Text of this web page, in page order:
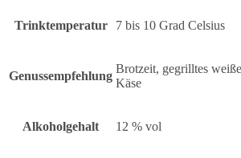
Trinktemperatur 7 bis 10 Grad Celsius
Genussempfehlung
Brotzeit, gegrilltes
Käse
Alkoholgehalt 12 % vol